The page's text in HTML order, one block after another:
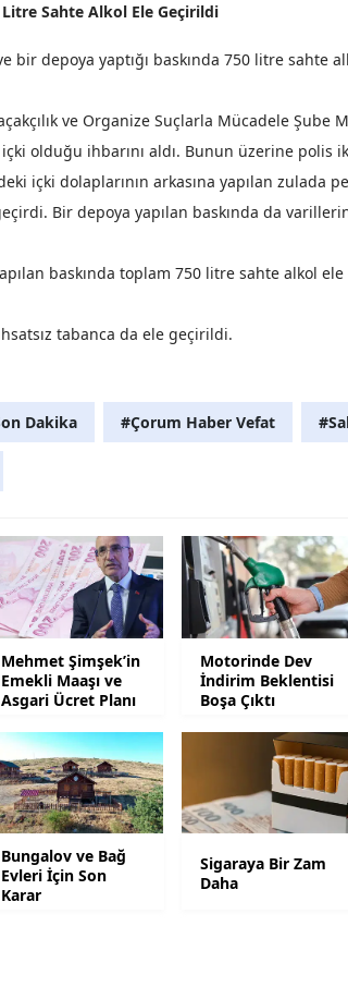
Sahte Alkol Ele Geçirildi
bir depoya yaptığı baskında 750 litre sahte
ve Organize Suçlarla Mücadele
olduğu ihbarını aldı. Bunun üzerine polis
içki dolaplarının arkasına yapılan zulada
Bir depoya yapılan baskında da
baskında toplam 750 litre sahte alkol
tabanca da ele geçirildi.
Dakika #Çorum Haber Vefat
Mehmet Şimşek’in
Emekli Maaşı ve
Asgari Ücret Planı
Motorinde Dev
İndirim Beklentisi
Boşa Çıktı
Bungalov ve Bağ
Evleri İçin Son
Karar
Sigaraya Bir Zam
Daha